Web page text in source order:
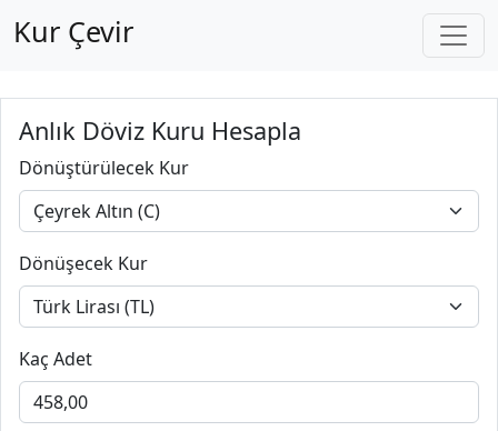
Kur Çevir
Anlık Döviz Kuru Hesapla
Dönüştürülecek Kur
Dönüşecek Kur
Kaç Adet